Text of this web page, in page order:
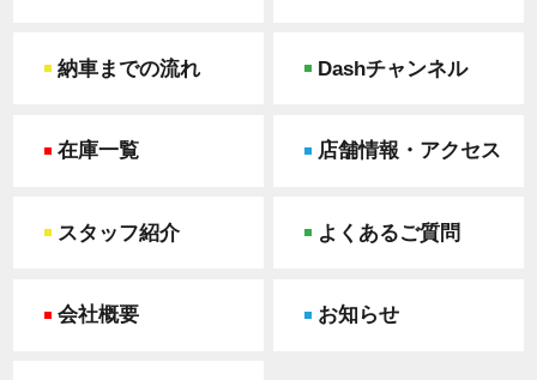
納車までの流れ Dashチャンネル
在庫一覧 店舗情報・アクセス
スタッフ紹介 よくあるご質問
会社概要 お知らせ